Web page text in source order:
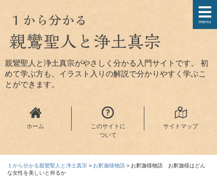
menu
ホーム
このサイトに
ついて
サイトマップ
親鸞聖人と浄土真宗がやさしく分かる入門サイトです。 初
めて学ぶ方も、イラスト入りの解説で分かりやすく学ぶこ
とができます。
１から分かる親鸞聖人と浄土真宗 > お釈迦様物語 > お釈迦様物語 お釈迦様はどん
な女性を美しいと仰るか